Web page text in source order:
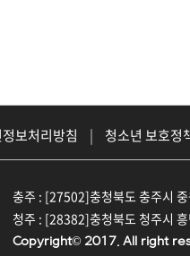
보처리방침 |
청소년 보호정
충주 : [27502]충청북도 충주시
청주 : [28382]충청북도 청주시
Copyright© 2017. All right